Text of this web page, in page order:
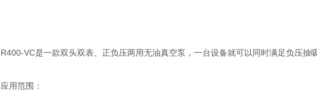
R400-VC是一款双头双表、正负压两用无油真空泵，一台设备就可以同时满足负压
应用范围：